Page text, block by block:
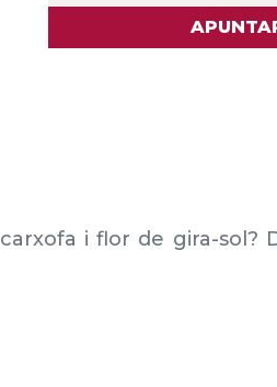
carxofa i flor de gira-sol?